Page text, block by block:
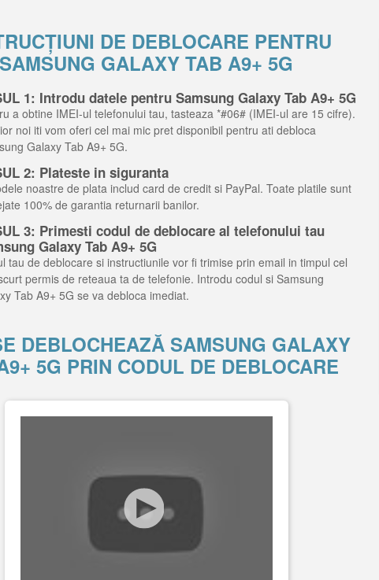
DE DEBLOCARE PENTRU
SAMSUNG GALAXY TAB A9+ 5G
1: Introdu datele pentru Samsung Galaxy Tab A9+ 5G
a obtine IMEI-ul telefonului tau, tasteaza *#06# (IMEI-ul are 15 cifre).
noi iti vom oferi cel mai mic pret disponibil pentru ati debloca
Galaxy Tab A9+ 5G.
2: Plateste in siguranta
noastre de plata includ card de credit si PayPal. Toate platile sunt
100% de garantia returnarii banilor.
3: Primesti codul de deblocare al telefonului tau
Galaxy Tab A9+ 5G
tau de deblocare si instructiunile vor fi trimise prin email in timpul cel
permis de reteaua ta de telefonie. Introdu codul si Samsung
Tab A9+ 5G se va debloca imediat.
DEBLOCHEAZĂ SAMSUNG GALAXY
5G PRIN CODUL DE DEBLOCARE